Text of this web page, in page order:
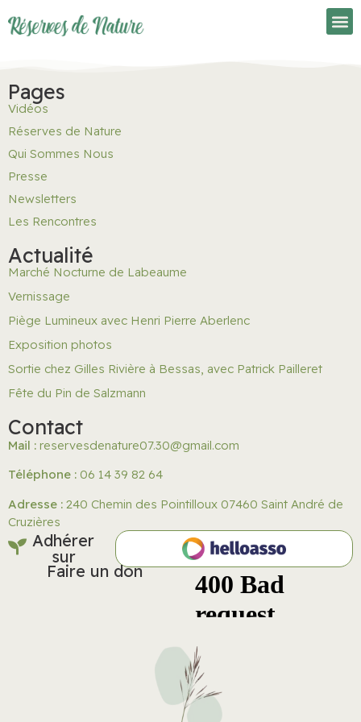
Pages
Vidéos
Réserves de Nature
Qui Sommes Nous
Presse
Newsletters
Les Rencontres
Actualité
Marché Nocturne de Labeaume
Vernissage
Piège Lumineux avec Henri Pierre Aberlenc
Exposition photos
Sortie chez Gilles Rivière à Bessas, avec Patrick Pailleret
Fête du Pin de Salzmann
Contact
Mail : reservesdenature07.30@gmail.com
Téléphone : 06 14 39 82 64
Adresse : 240 Chemin des Pointilloux 07460 Saint André de
Cruzières
Adhérer
sur
Faire un don